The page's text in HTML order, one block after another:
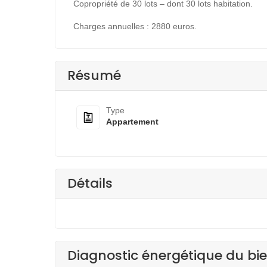
Copropriété de 30 lots – dont 30 lots habitation.
Charges annuelles : 2880 euros.
Résumé
Type
Appartement
Détails
Diagnostic énergétique du